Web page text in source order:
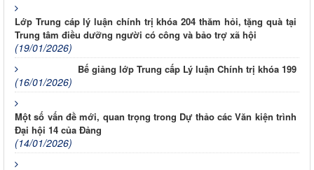
Lớp Trung cáp lý luận chính trị khóa 204 thăm hỏi, tặng quà tại
Trung tâm điều dưỡng người có công và bảo trợ xã hội
(19/01/2026)
Bế giảng lớp Trung cấp Lý luận Chính trị khóa 199
(16/01/2026)
Một số vấn đề mới, quan trọng trong Dự thảo các Văn kiện trình
Đại hội 14 của Đảng
(14/01/2026)